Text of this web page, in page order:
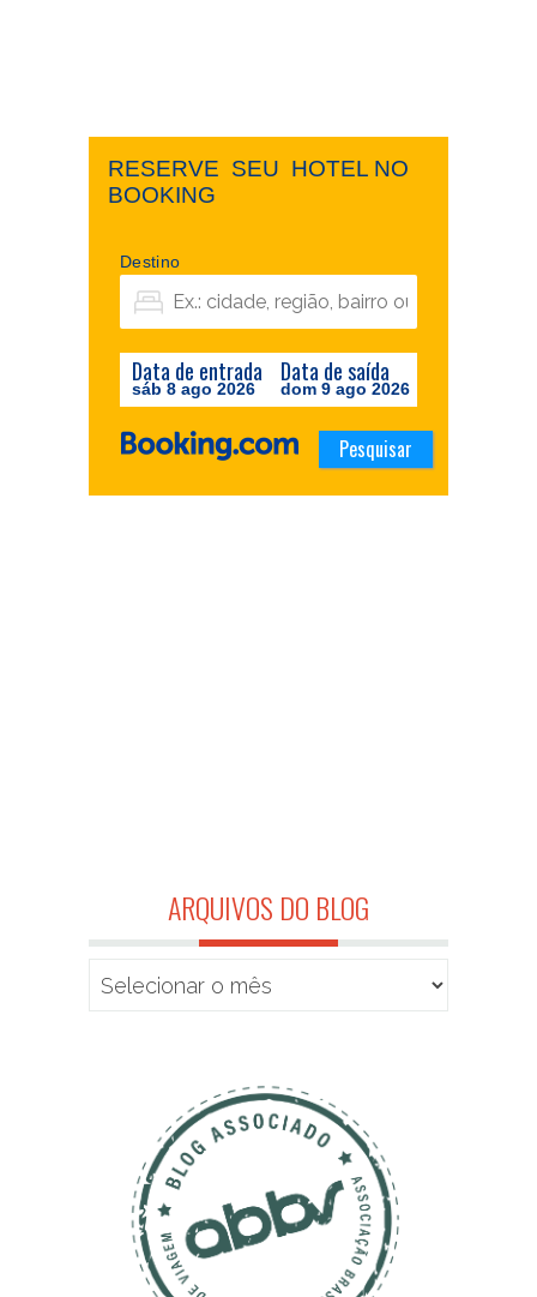
RESERVE ​ ​SEU ​ ​HOTEL NO ​ ​
BOOKING
Destino
Data de entrada
sáb 8 ago 2026
Data de saída
dom 9 ago 2026
ARQUIVOS DO BLOG